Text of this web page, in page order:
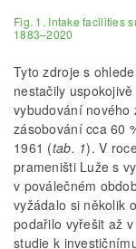
Fig. 1. Intake facilities
1883–2020
Tyto zdroje s
nestačily
vybudování nového
zásobování cca 60
1961 (tab. 1). V
prameništi Luže s
v poválečném
vyžádalo si několik
podařilo vyřešit až
studie k